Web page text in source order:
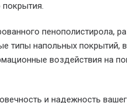
пенополистирола,
типы напольных покрытий,
воздействия на
и надежность